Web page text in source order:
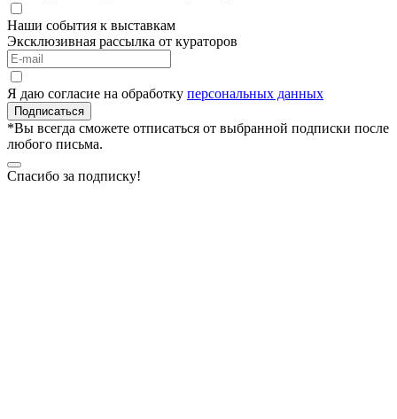
Наши события к выставкам
Эксклюзивная рассылка от кураторов
Я даю согласие на обработку персональных данных
Подписаться
*Вы всегда сможете отписаться от выбранной подписки после
любого письма.
Спасибо за подписку!